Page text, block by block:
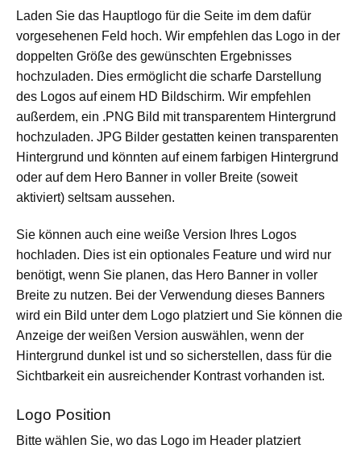
Laden Sie das Hauptlogo für die Seite im dem dafür
vorgesehenen Feld hoch. Wir empfehlen das Logo in der
doppelten Größe des gewünschten Ergebnisses
hochzuladen. Dies ermöglicht die scharfe Darstellung
des Logos auf einem HD Bildschirm. Wir empfehlen
außerdem, ein .PNG Bild mit transparentem Hintergrund
hochzuladen. JPG Bilder gestatten keinen transparenten
Hintergrund und könnten auf einem farbigen Hintergrund
oder auf dem Hero Banner in voller Breite (soweit
aktiviert) seltsam aussehen.
Sie können auch eine weiße Version Ihres Logos
hochladen. Dies ist ein optionales Feature und wird nur
benötigt, wenn Sie planen, das Hero Banner in voller
Breite zu nutzen. Bei der Verwendung dieses Banners
wird ein Bild unter dem Logo platziert und Sie können die
Anzeige der weißen Version auswählen, wenn der
Hintergrund dunkel ist und so sicherstellen, dass für die
Sichtbarkeit ein ausreichender Kontrast vorhanden ist.
Logo Position
Bitte wählen Sie, wo das Logo im Header platziert